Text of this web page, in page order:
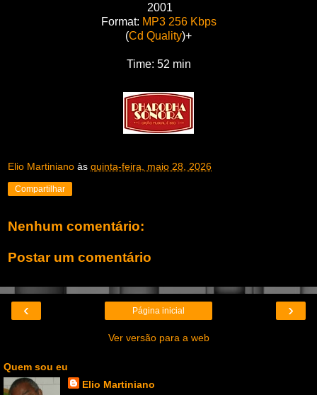
2001
Format: MP3 256 Kbps
(Cd Quality)+
Time: 52 min
Elio Martiniano às quinta-feira, maio 28, 2026
Compartilhar
Nenhum comentário:
Postar um comentário
‹ ›
Página inicial
Ver versão para a web
Quem sou eu
Elio Martiniano